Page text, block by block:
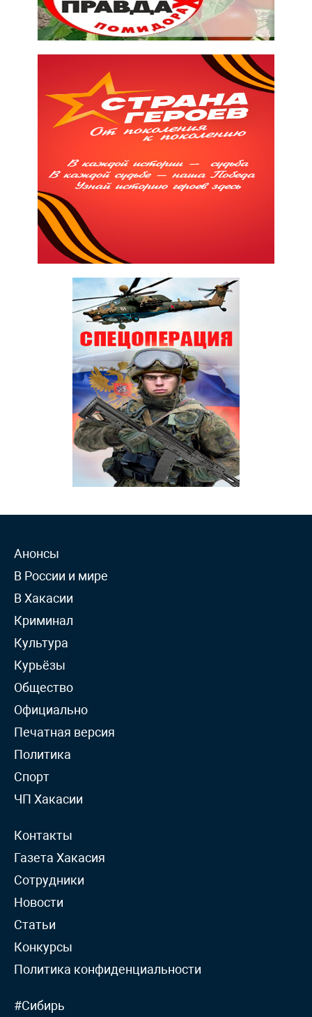
Анонсы
В России и мире
В Хакасии
Криминал
Культура
Курьёзы
Общество
Официально
Печатная версия
Политика
Спорт
ЧП Хакасии
Контакты
Газета Хакасия
Сотрудники
Новости
Статьи
Конкурсы
Политика конфиденциальности
#Сибирь